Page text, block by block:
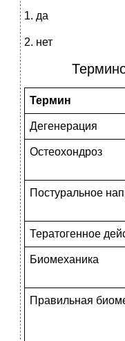
1. да
2. нет
Термин
Дегенерация
Остеохондроз
Постуральное
Тератогенное
Биомеханика
Правильная